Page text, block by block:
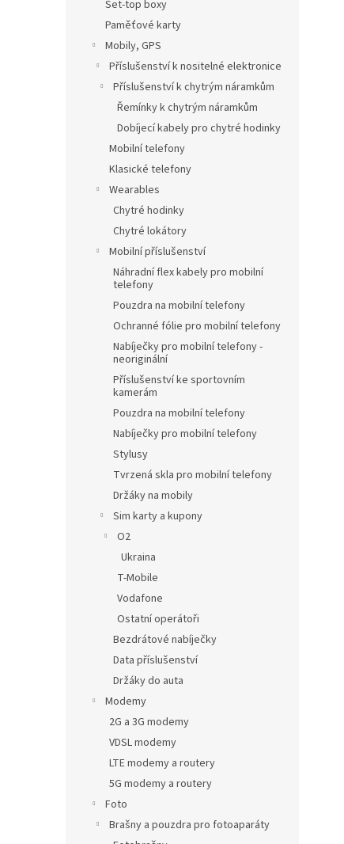
Set-top boxy
Paměťové karty
Mobily, GPS
Příslušenství k nositelné elektronice
Příslušenství k chytrým náramkům
Řemínky k chytrým náramkům
Dobíjecí kabely pro chytré hodinky
Mobilní telefony
Klasické telefony
Wearables
Chytré hodinky
Chytré lokátory
Mobilní příslušenství
Náhradní flex kabely pro mobilní
telefony
Pouzdra na mobilní telefony
Ochranné fólie pro mobilní telefony
Nabíječky pro mobilní telefony -
neoriginální
Příslušenství ke sportovním
kamerám
Pouzdra na mobilní telefony
Nabíječky pro mobilní telefony
Stylusy
Tvrzená skla pro mobilní telefony
Držáky na mobily
Sim karty a kupony
O2
Ukraina
T-Mobile
Vodafone
Ostatní operátoři
Bezdrátové nabíječky
Data příslušenství
Držáky do auta
Modemy
2G a 3G modemy
VDSL modemy
LTE modemy a routery
5G modemy a routery
Foto
Brašny a pouzdra pro fotoaparáty